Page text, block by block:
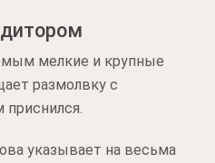
мелкие и крупные
размолвку с
указывает на весьма